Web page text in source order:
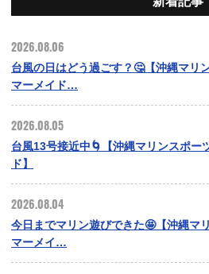
2026.08.06
台風の日はどう過ごす？🤔【沖縄マリ
マーメイド…
2026.08.05
台風13号接近中🌀【沖縄マリンスポ
ド】
2026.08.04
今日までマリン遊びできた🤩【沖縄マ
マーメイ…